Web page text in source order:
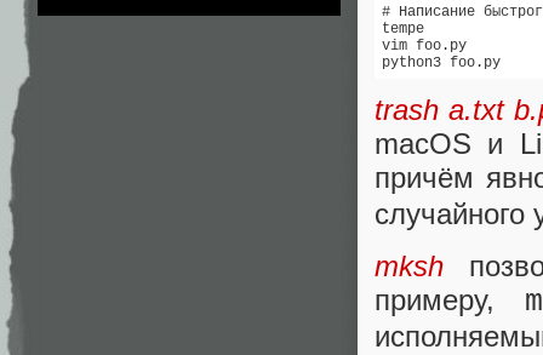
# Написание
tempe
vim foo.py
python3 foo.py
trash a.txt
macOS и
причём
mksh
примеру,